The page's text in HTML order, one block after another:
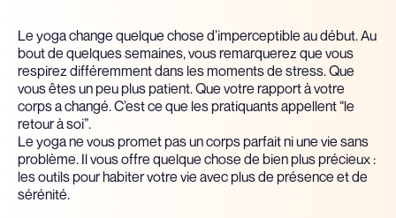
Le yoga change quelque chose d’imperceptible au début. Au
bout de quelques semaines, vous remarquerez que vous
respirez différemment dans les moments de stress. Que
vous êtes un peu plus patient. Que votre rapport à votre
corps a changé. C’est ce que les pratiquants appellent “le
retour à soi”.
Le yoga ne vous promet pas un corps parfait ni une vie sans
problème. Il vous offre quelque chose de bien plus précieux :
les outils pour habiter votre vie avec plus de présence et de
sérénité.